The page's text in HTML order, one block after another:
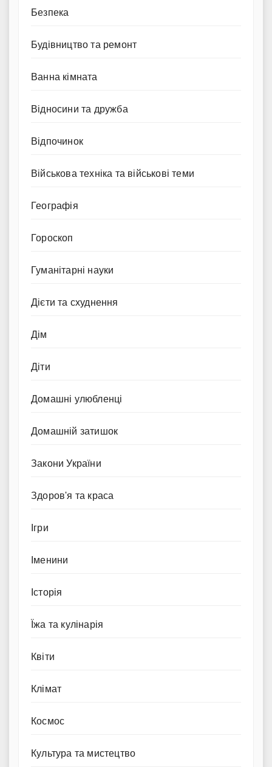
Безпека
Будівництво та ремонт
Ванна кімната
Відносини та дружба
Відпочинок
Військова техніка та військові теми
Географія
Гороскоп
Гуманітарні науки
Дієти та схуднення
Дім
Діти
Домашні улюбленці
Домашній затишок
Закони України
Здоров'я та краса
Ігри
Іменини
Історія
Їжа та кулінарія
Квіти
Клімат
Космос
Культура та мистецтво